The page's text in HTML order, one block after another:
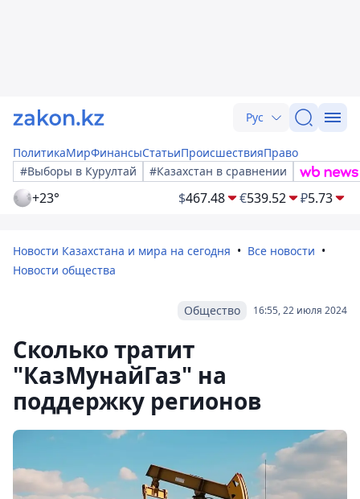
Рус
ПолитикаМирФинансыСтатьиПроисшествияПраво
#Выборы в Курултай
#Казахстан в сравнении
+23° $467.48 €539.52 ₽5.73
Новости Казахстана и мира на сегодня
Все новости
Новости общества
16:55, 22 июля 2024
Общество
Сколько тратит
"КазМунайГаз" на
поддержку регионов